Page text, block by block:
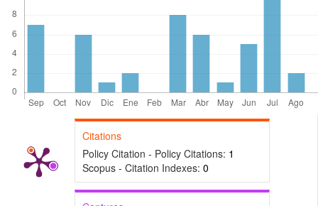
Citations
Policy Citation - Policy Citations: 1
Scopus - Citation Indexes: 0